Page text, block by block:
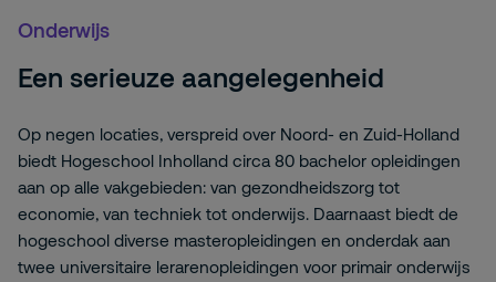
Onderwijs
Een serieuze aangelegenheid
Op negen locaties, verspreid over Noord- en Zuid-Holland
biedt Hogeschool Inholland circa 80 bachelor opleidingen
aan op alle vakgebieden: van gezondheidszorg tot
economie, van techniek tot onderwijs. Daarnaast biedt de
hogeschool diverse masteropleidingen en onderdak aan
twee universitaire lerarenopleidingen voor primair onderwijs